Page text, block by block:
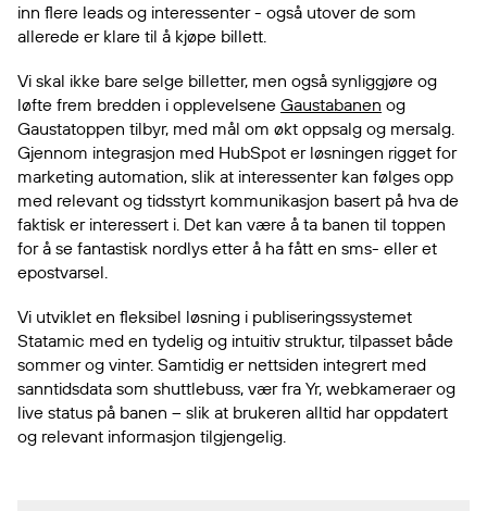
inn flere leads og interessenter - også utover de som
allerede er klare til å kjøpe billett.
Vi skal ikke bare selge billetter, men også synliggjøre og
løfte frem bredden i opplevelsene Gaustabanen og
Gaustatoppen tilbyr, med mål om økt oppsalg og mersalg.
Gjennom integrasjon med HubSpot er løsningen rigget for
marketing automation, slik at interessenter kan følges opp
med relevant og tidsstyrt kommunikasjon basert på hva de
faktisk er interessert i. Det kan være å ta banen til toppen
for å se fantastisk nordlys etter å ha fått en sms- eller et
epostvarsel.
Vi utviklet en fleksibel løsning i publiseringssystemet
Statamic med en tydelig og intuitiv struktur, tilpasset både
sommer og vinter. Samtidig er nettsiden integrert med
sanntidsdata som shuttlebuss, vær fra Yr, webkameraer og
live status på banen – slik at brukeren alltid har oppdatert
og relevant informasjon tilgjengelig.